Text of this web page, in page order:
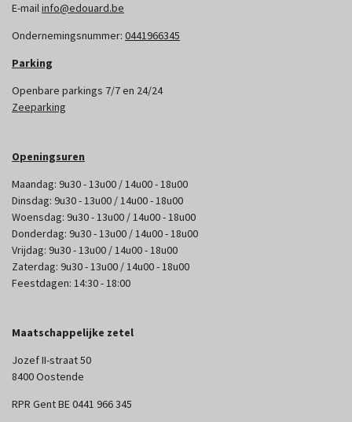
E-mailinfo@edouard.be
Ondernemingsnummer: 0441966345
Parking
Openbare parkings 7/7 en 24/24
Zeeparking
Openingsuren
Maandag: 9u30 - 13u00 / 14u00 - 18u00
Dinsdag: 9u30 - 13u00 / 14u00 - 18u00
Woensdag: 9u30 - 13u00 / 14u00 - 18u00
Donderdag: 9u30 - 13u00 / 14u00 - 18u00
Vrijdag: 9u30 - 13u00 / 14u00 - 18u00
Zaterdag: 9u30 - 13u00 / 14u00 - 18u00
Feestdagen: 14:30 - 18:00
Maatschappelijke zetel
Jozef II-straat 50
8400 Oostende
RPR Gent BE 0441 966 345